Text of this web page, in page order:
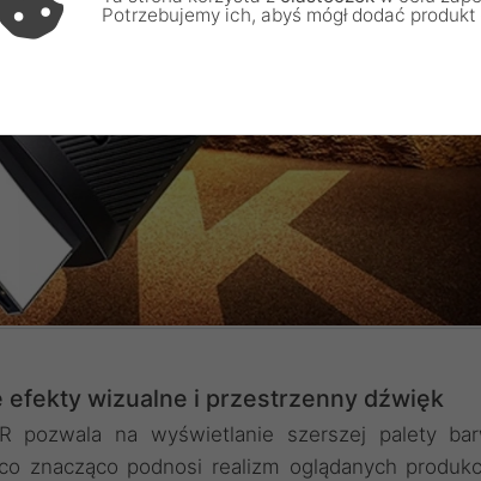
efekty wizualne i przestrzenny dźwięk
pozwala na wyświetlanie szerszej palety
znacząco podnosi realizm oglądanych
Potrzebujemy ich, abyś mógł dodać